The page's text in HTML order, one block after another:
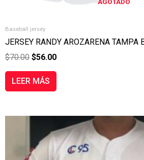
AGOTADO
Baseball jersey
JERSEY RANDY AROZARENA TAMPA
$70.00 $56.00
LEER MÁS
PRECIO
ORIGINAL
ERA:
PRECIO
ACTUAL
ES: